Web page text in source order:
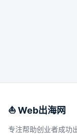
⛵️ Web出海网
专注帮助创业者成功